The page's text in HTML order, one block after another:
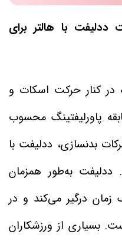
ددلیفت با هالتر برای
در کنار حرکت اسکات و
پاورلیفتینگ محسوب
بدنسازی، ددلیفت با
ددلیفت به‌طور همزمان
درگیر می‌کند و در
بسیاری از ورزشکاران